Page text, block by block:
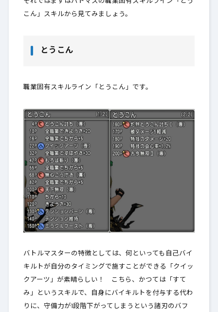
こん」スキルから見てみましょう。
とうこん
職業固有スキルライン「とうこん」です。
バトルマスターの特徴としては、何といっても自己バイ
キルトが自分のタイミングで施すことができる「クイッ
クアーツ」が素晴らしい！ こちら、かつては「すて
み」というスキルで、自身にバイキルトを付与する代わ
りに、守備力が1段階下がってしまうという諸刃のバフ